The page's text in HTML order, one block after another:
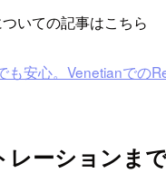
いての記事はこちら
も安心。Venetianでの
ーションま